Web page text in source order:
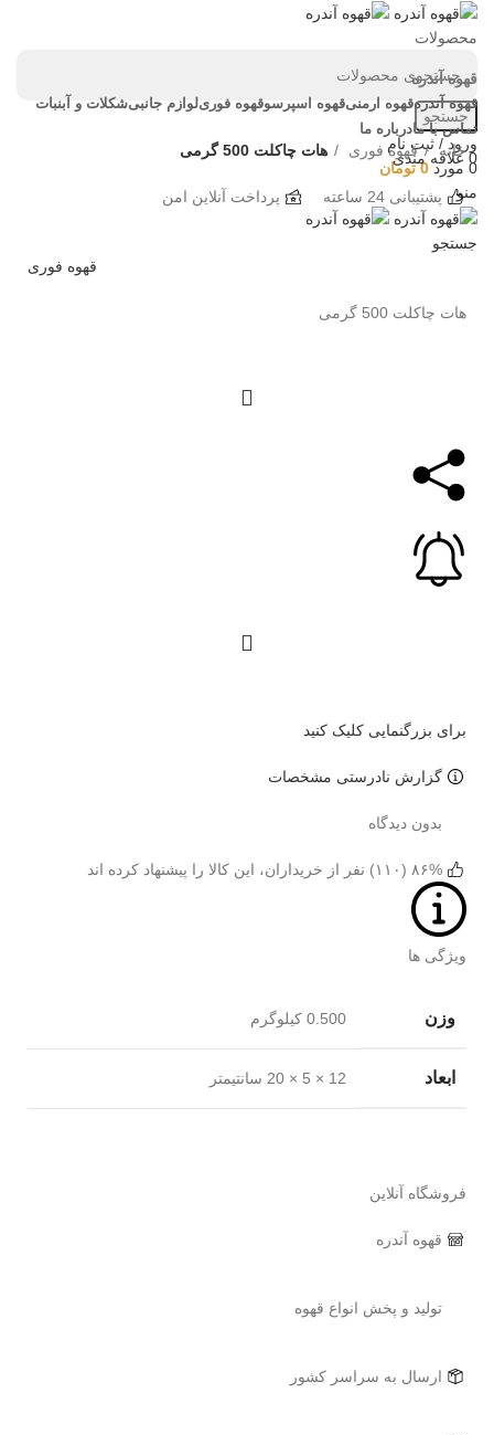
محصولات
جستجو
ورود / ثبت نام
0 مورد 0 تومان
منو
جستجو
قهوه آندره
قهوه آندرهقهوه ارمنیقهوه اسپرسوقهوه فوریلوازم جانبیشکلات و آبنبات
تماس با مادرباره ما
0 علاقه مندی
خانه قهوه فوری هات چاکلت 500 گرمی
پشتیبانی 24 ساعته پرداخت آنلاین امن
قهوه فوری
هات چاکلت 500 گرمی
برای بزرگنمایی کلیک کنید
گزارش نادرستی مشخصات
بدون دیدگاه
۸۶% (۱۱۰) نفر از خریداران، این کالا را پیشنهاد کرده اند
ویژگی ها
وزن 0.500 کیلوگرم
ابعاد 12 × 5 × 20 سانتیمتر
فروشگاه آنلاین
قهوه آندره
توليد و پخش انواع قهوه
ارسال به سراسر کشور